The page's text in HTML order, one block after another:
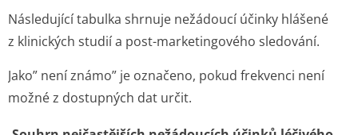
Následující tabulka shrnuje nežádoucí účinky hlášené
z klinických studií a post-marketingového sledování.
Jako” není známo” je označeno, pokud frekvenci není
možné z dostupných dat určit.